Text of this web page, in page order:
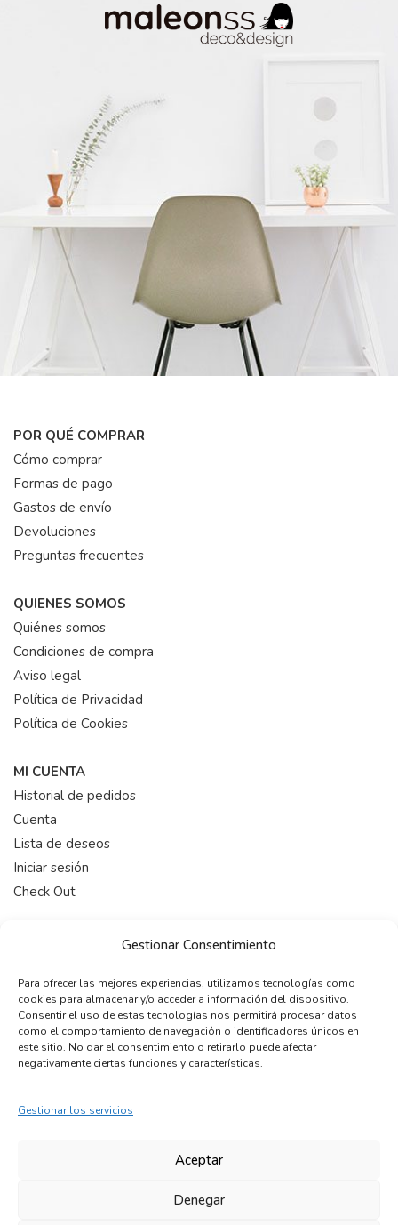
Gestionar Consentimiento
Para ofrecer las mejores experiencias, utilizamos tecnologías como
cookies para almacenar y/o acceder a información del dispositivo.
Consentir el uso de estas tecnologías nos permitirá procesar datos
como el comportamiento de navegación o identificadores únicos en
este sitio. No dar el consentimiento o retirarlo puede afectar
negativamente ciertas funciones y características.
Gestionar los servicios
Aceptar
Denegar
POR QUÉ COMPRAR
Cómo comprar
Formas de pago
Gastos de envío
Devoluciones
Preguntas frecuentes
QUIENES SOMOS
Quiénes somos
Condiciones de compra
Aviso legal
Política de Privacidad
Política de Cookies
MI CUENTA
Historial de pedidos
Cuenta
Lista de deseos
Iniciar sesión
Check Out
CONTACTAR
telefono:+34 722 12 15 22
email:info@maleonss.com
reservados.